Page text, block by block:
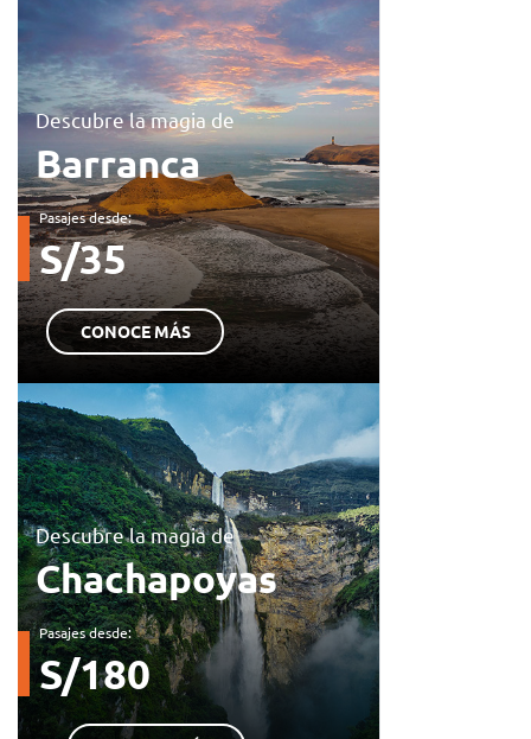
Descubre la magia de
Barranca
Pasajes desde:
S/35
CONOCE MÁS
Descubre la magia de
Chachapoyas
Pasajes desde:
S/180